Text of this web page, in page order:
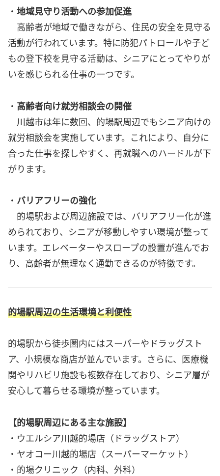
・ 地域見守り活動への参加促進
高齢者が地域で働きながら、住民の安全を見守る
活動が行われています。特に防犯パトロールや子ど
もの登下校を見守る活動は、シニアにとってやりが
いを感じられる仕事の一つです。
・ 高齢者向け就労相談会の開催
川越市は年に数回、的場駅周辺でもシニア向けの
就労相談会を実施しています。これにより、自分に
合った仕事を探しやすく、再就職へのハードルが下
がります。
・ バリアフリーの強化
的場駅および周辺施設では、バリアフリー化が進
められており、シニアが移動しやすい環境が整って
います。エレベーターやスロープの設置が進んでお
り、高齢者が無理なく通勤できるのが特徴です。
的場駅周辺の生活環境と利便性
的場駅から徒歩圏内にはスーパーやドラッグスト
ア、小規模な商店が並んでいます。さらに、医療機
関やリハビリ施設も複数存在しており、シニア層が
安心して暮らせる環境が整っています。
【的場駅周辺にある主な施設】
・ウエルシア川越的場店（ドラッグストア）
・ヤオコー川越的場店（スーパーマーケット）
・的場クリニック（内科、外科）